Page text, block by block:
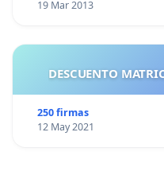
19 Mar 2013
250 firmas
12 May 2021